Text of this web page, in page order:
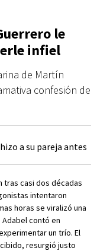
le
infiel
de Martín
confesión de
tras casi dos décadas
intentaron
horas se viralizó una
contó en
un trío. El
resurgió justo